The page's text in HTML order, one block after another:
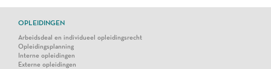
OPLEIDINGEN
Arbeidsdeal en individueel opleidingsrecht
Opleidingsplanning
Interne opleidingen
Externe opleidingen